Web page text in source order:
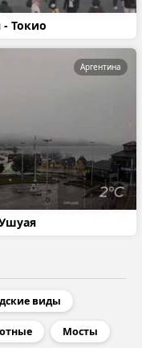
Токио
Аргентина
виды
Мосты